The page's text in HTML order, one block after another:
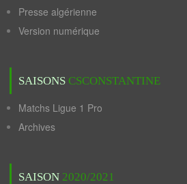
Presse algérienne
Version numérique
SAISONS CSCONSTANTINE
Matchs Ligue 1 Pro
Archives
SAISON 2020/2021